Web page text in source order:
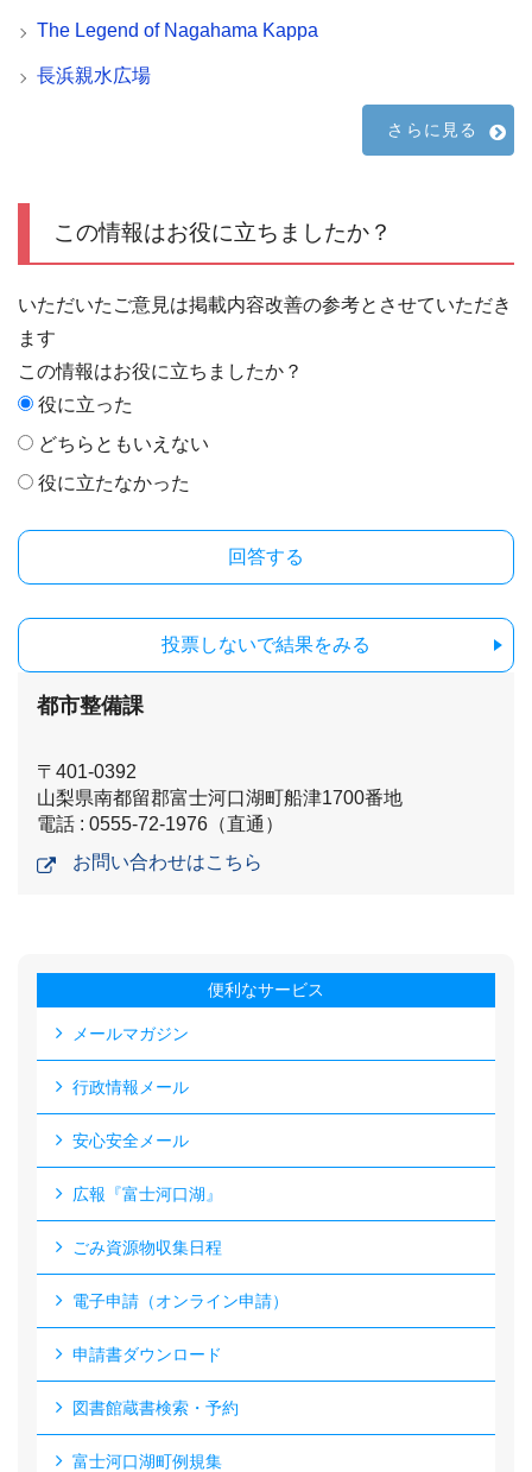
The Legend of Nagahama Kappa
長浜親水広場
さらに見る
この情報はお役に立ちましたか？
いただいたご意見は掲載内容改善の参考とさせていただき
ます
この情報はお役に立ちましたか？
役に立った
どちらともいえない
役に立たなかった
投票しないで結果をみる
都市整備課
〒401-0392
山梨県南都留郡富士河口湖町船津1700番地
電話 : 0555-72-1976（直通）
お問い合わせはこちら
便利なサービス
メールマガジン
行政情報メール
安心安全メール
広報『富士河口湖』
ごみ資源物収集日程
電子申請（オンライン申請）
申請書ダウンロード
図書館蔵書検索・予約
富士河口湖町例規集